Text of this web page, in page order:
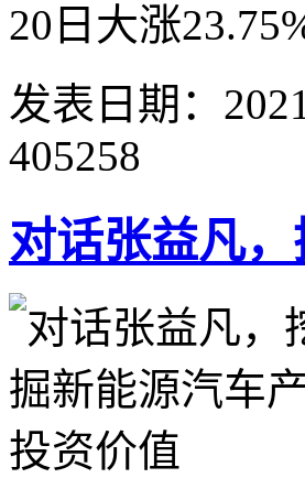
20日大涨
发表日期：
405258
对话张益凡